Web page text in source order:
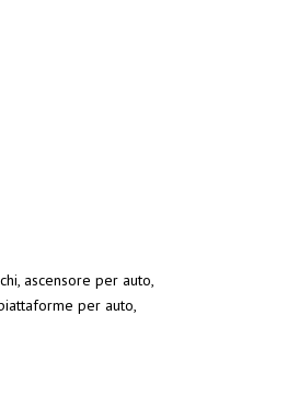
ascensore per auto,
per auto,